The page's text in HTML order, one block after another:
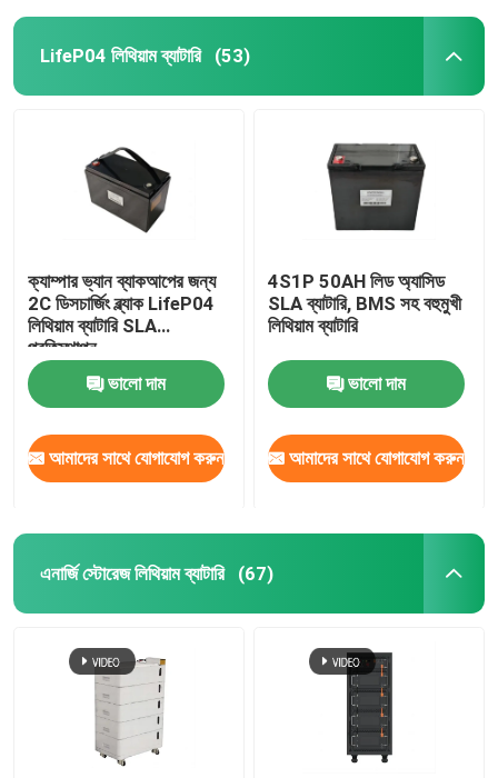
LifeP04 লিথিয়াম ব্যাটারি (53)
ক্যাম্পার ভ্যান ব্যাকআপের জন্য
2C ডিসচার্জিং ব্ল্যাক LifeP04
লিথিয়াম ব্যাটারি SLA
প্রতিস্থাপন
ভালো দাম
আমাদের সাথে যোগাযোগ করুন
4S1P 50AH লিড অ্যাসিড
SLA ব্যাটারি, BMS সহ বহুমুখী
লিথিয়াম ব্যাটারি
ভালো দাম
আমাদের সাথে যোগাযোগ করুন
এনার্জি স্টোরেজ লিথিয়াম ব্যাটারি (67)